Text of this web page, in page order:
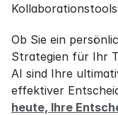
Ob Sie ein
Strategien für Ihr
AI sind Ihre
effektiver
heute, Ihre